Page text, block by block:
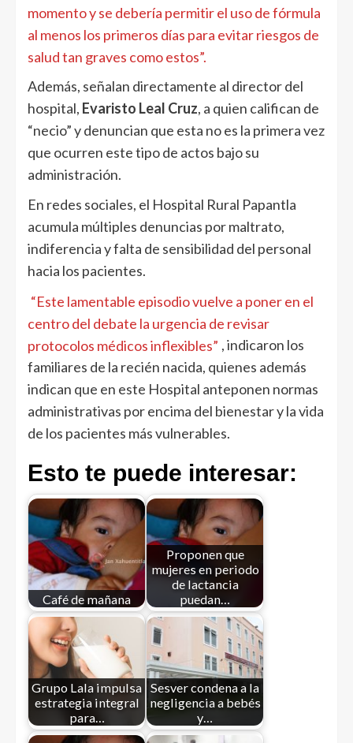
momento y se debería permitir el uso de fórmula
al menos los primeros días para evitar riesgos de
salud tan graves como estos”.
Además, señalan directamente al director del
hospital, Evaristo Leal Cruz, a quien califican de
“necio” y denuncian que esta no es la primera vez
que ocurren este tipo de actos bajo su
administración.
En redes sociales, el Hospital Rural Papantla
acumula múltiples denuncias por maltrato,
indiferencia y falta de sensibilidad del personal
hacia los pacientes.
“Este lamentable episodio vuelve a poner en el
centro del debate la urgencia de revisar
protocolos médicos inflexibles” , indicaron los
familiares de la recién nacida, quienes además
indican que en este Hospital anteponen normas
administrativas por encima del bienestar y la vida
de los pacientes más vulnerables.
Esto te puede interesar:
Café de mañana
Proponen que
mujeres en periodo
de lactancia
puedan…
Grupo Lala impulsa
estrategia integral
para…
Sesver condena a la
negligencia a bebés
y…